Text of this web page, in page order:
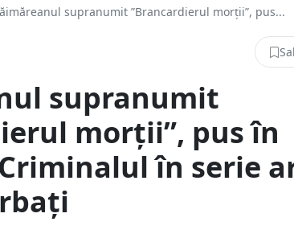
supranumit ”Brancardierul morții”, pus...
supranumit
morții”, pus în
în serie